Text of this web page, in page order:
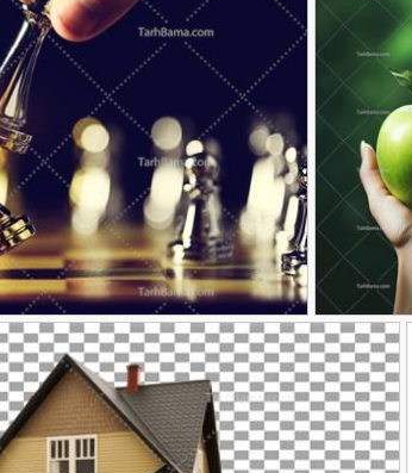
دادن قلب قرمز در دستان خانم تومان
90,000
تومان
90,000
تصویر با کیفیت صفحه شطرنج
58